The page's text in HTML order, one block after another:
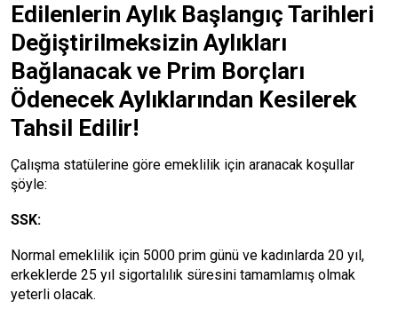
Edilenlerin Aylık Başlangıç Tarihleri
Değiştirilmeksizin Aylıkları
Bağlanacak ve Prim Borçları
Ödenecek Aylıklarından Kesilerek
Tahsil Edilir!
Çalışma statülerine göre emeklilik için aranacak koşullar
şöyle:
SSK:
Normal emeklilik için 5000 prim günü ve kadınlarda 20 yıl,
erkeklerde 25 yıl sigortalılık süresini tamamlamış olmak
yeterli olacak.